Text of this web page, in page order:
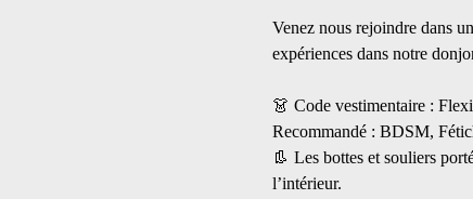
Venez nous rejoindre dans
expériences dans notre
👗 Code vestimentaire :
Recommandé : BDSM,
👢 Les bottes et souliers
l’intérieur.